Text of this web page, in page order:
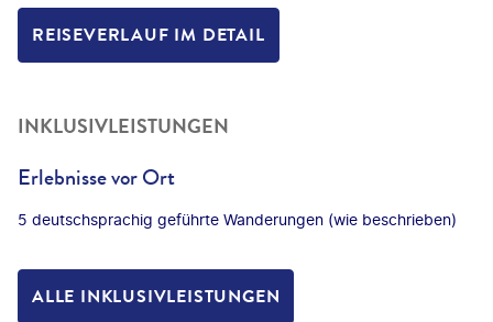
REISEVERLAUF IM DETAIL
INKLUSIVLEISTUNGEN
Erlebnisse vor Ort
5 deutschsprachig geführte Wanderungen (wie beschrieben)
ALLE INKLUSIVLEISTUNGEN